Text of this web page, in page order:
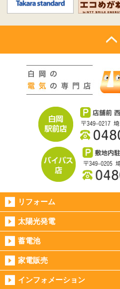
リフォーム
太陽光発電
蓄電池
家電販売
インフォメーション